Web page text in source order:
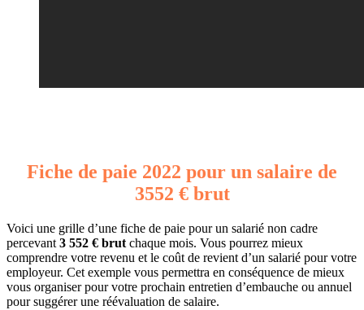
Fiche de paie 2022 pour un salaire de
3552 € brut
Voici une grille d’une fiche de paie pour un salarié non cadre
percevant 3 552 € brut chaque mois. Vous pourrez mieux
comprendre votre revenu et le coût de revient d’un salarié pour votre
employeur. Cet exemple vous permettra en conséquence de mieux
vous organiser pour votre prochain entretien d’embauche ou annuel
pour suggérer une réévaluation de salaire.